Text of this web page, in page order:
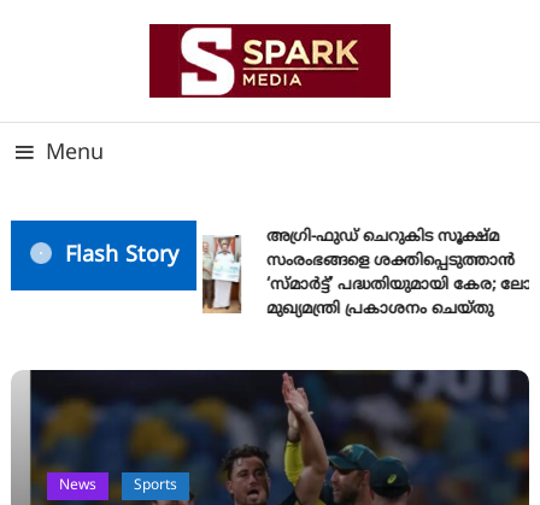
Menu
Flash Story
അഗ്രി-ഫുഡ് ചെറുകിട സൂക്ഷ്മ
സംരംഭങ്ങളെ ശക്തിപ്പെടുത്താന്‍
‘സ്മാര്‍ട്ട്’ പദ്ധതിയുമായി കേര;
മുഖ്യമന്ത്രി പ്രകാശനം ചെയ്തു
News Sports